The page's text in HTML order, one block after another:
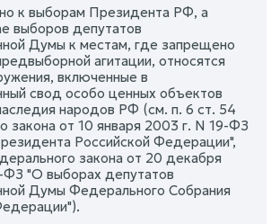
к выборам Президента РФ, а
выборов депутатов
Думы к местам, где запрещено
агитации, относятся
включенные в
свод особо ценных объектов
народов РФ (см. п. 6 ст. 54
закона от 10 января 2003 г. N 19-ФЗ
Российской Федерации",
закона от 20 декабря
ФЗ "О выборах депутатов
Думы Федерального Собрания